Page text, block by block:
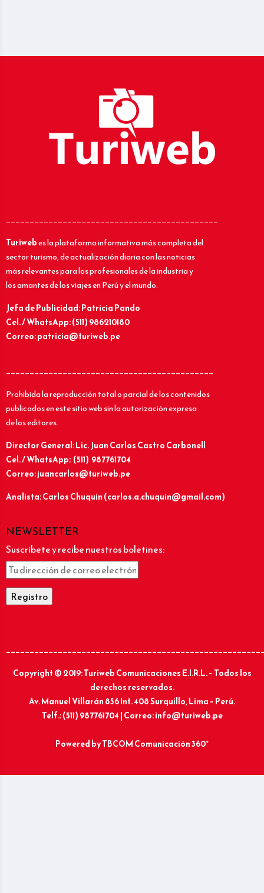
_____________________________________________
Turiwebes la plataforma informativa más completa del
sector turismo, de actualización diaria con las noticias
más relevantes para los profesionales de la industria y
los amantes de los viajes en Perú y el mundo.
Jefa de Publicidad: Patricia Pando
Cel. / WhatsApp: (511) 986210180
Correo: patricia@turiweb.pe
____________________________________________
Prohibida la reproducción total o parcial de los contenidos
publicados en este sitio web sin la autorización expresa
de los editores.
Director General: Lic.Juan Carlos Castro Carbonell
Cel. / WhatsApp: (511) 987761704
Correo: juancarlos@turiweb.pe
Analista: Carlos Chuquín (carlos.a.chuquin@gmail.com)
NEWSLETTER
Suscríbete y recibe nuestros boletines:
Copyright © 2019: Turiweb Comunicaciones E.I.R.L. – Todos los
derechos reservados.
Av. Manuel Villarán 856 Int. 408 Surquillo, Lima – Perú.
Telf.: (511) 987761704 | Correo: info@turiweb.pe
Powered byTBCOM Comunicación 360°